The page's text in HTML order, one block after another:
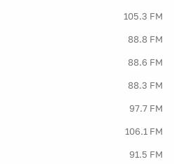
105.3 FM
88.8 FM
88.6 FM
88.3 FM
97.7 FM
106.1 FM
91.5 FM